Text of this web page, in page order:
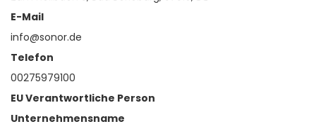
E-Mail
info@sonor.de
Telefon
00275979100
EU Verantwortliche Person
Unternehmensname